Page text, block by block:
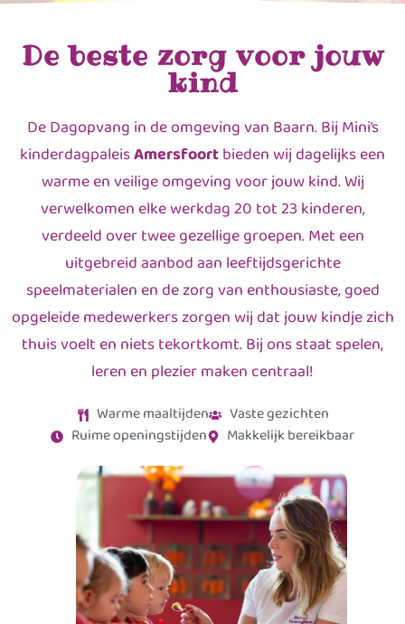
De beste zorg voor jouw
kind
De Dagopvang in de omgeving van Baarn. Bij Mini’s
kinderdagpaleisAmersfoortbieden wij dagelijks een
warme en veilige omgeving voor jouw kind. Wij
verwelkomen elke werkdag 20 tot 23 kinderen,
verdeeld over twee gezellige groepen. Met een
uitgebreid aanbod aan leeftijdsgerichte
speelmaterialen en de zorg van enthousiaste, goed
opgeleide medewerkers zorgen wij dat jouw kindje zich
thuis voelt en niets tekortkomt. Bij ons staat spelen,
leren en plezier maken centraal!
Warme maaltijden
Vaste gezichten
Ruime openingstijden
Makkelijk bereikbaar